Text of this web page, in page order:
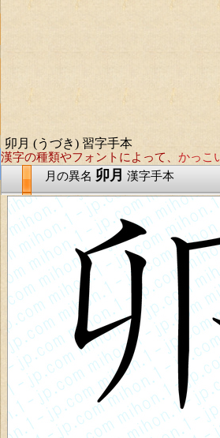
卯月 (うづき) 習字手本
漢字の種類やフォントによって、 かっこ
月の異名 卯月 漢字手本